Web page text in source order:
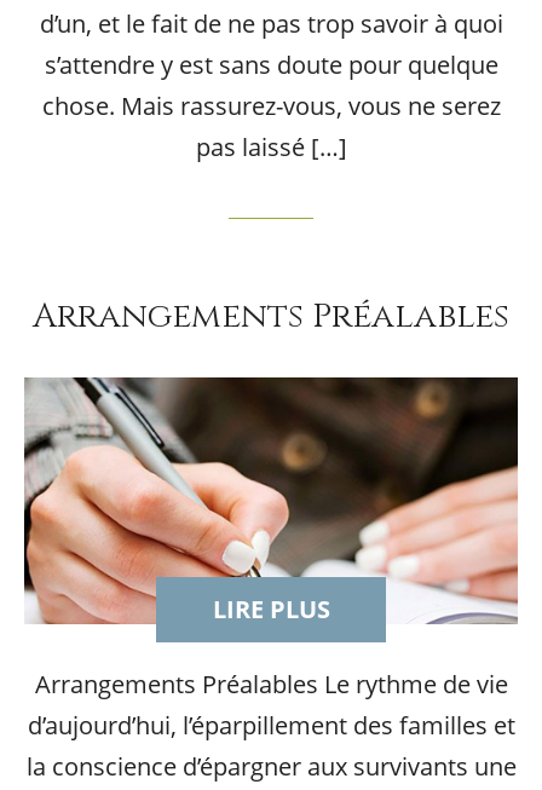
d’un, et le fait de ne pas trop savoir à quoi
s’attendre y est sans doute pour quelque
chose. Mais rassurez-vous, vous ne serez
pas laissé […]
Arrangements Préalables
LIRE PLUS
Arrangements Préalables Le rythme de vie
d’aujourd’hui, l’éparpillement des familles et
la conscience d’épargner aux survivants une